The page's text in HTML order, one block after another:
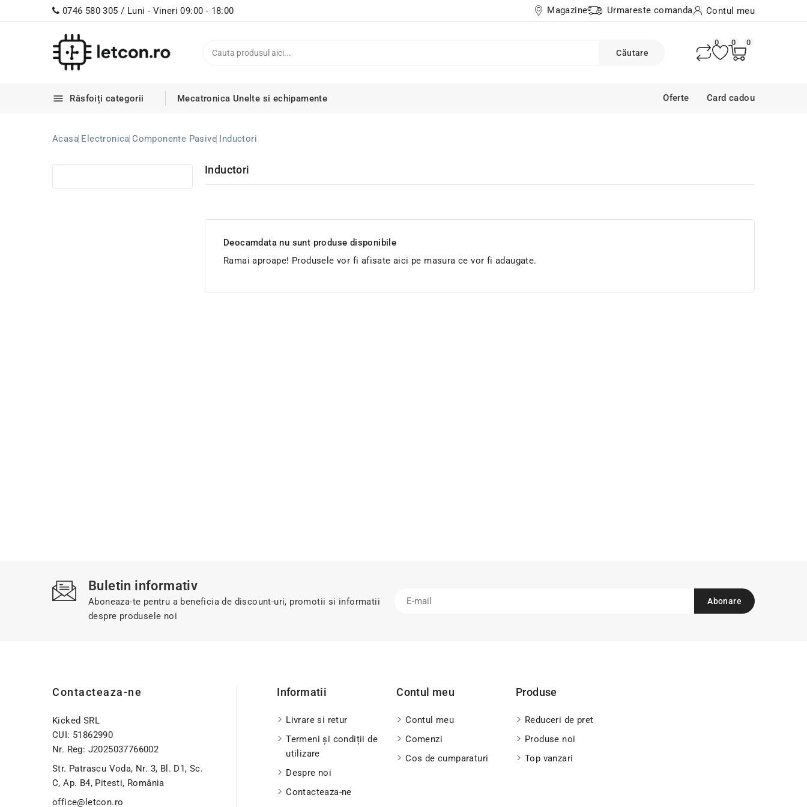
0746 580 305 / Luni - Vineri 09:00 - 18:00 Magazine Urmareste comanda Contul meu
Căutare
0 0 0
 Răsfoiți categorii Mecatronica Unelte si echipamente Oferte Card cadou
Acasa Electronica Componente Pasive Inductori
Inductori
Deocamdata nu sunt produse disponibile
Ramai aproape! Produsele vor fi afisate aici pe masura ce vor fi adaugate.
Buletin informativ
Aboneaza-te pentru a beneficia de discount-uri, promotii si informatii
despre produsele noi
Contacteaza-ne
Kicked SRL
CUI: 51862990
Nr. Reg: J2025037766002
Str. Patrascu Voda, Nr. 3, Bl. D1, Sc.
C, Ap. B4, Pitesti, România
office@letcon.ro
Informatii
Livrare si retur
Termeni și condiții de
utilizare
Despre noi
Contacteaza-ne
Contul meu
Contul meu
Comenzi
Cos de cumparaturi
Produse
Reduceri de pret
Produse noi
Top vanzari